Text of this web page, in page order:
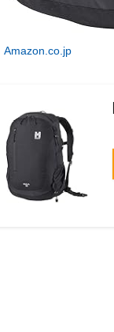
Amazon.co.jp